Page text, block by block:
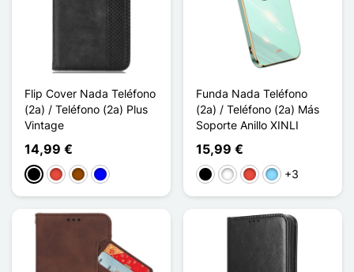
Flip Cover Nada Teléfono
(2a) / Teléfono (2a) Plus
Vintage
14,99 €
NegroRojoMarrón
Azul
Funda Nada Teléfono
(2a) / Teléfono (2a) Más
Soporte Anillo XINLI
15,99 €
NegroBlancoRojoAzul claro
+3